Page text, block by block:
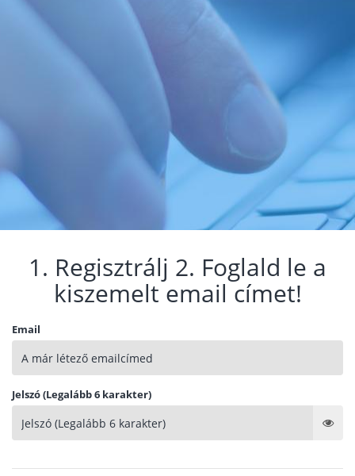
1. Regisztrálj 2. Foglald le a
kiszemelt email címet!
Email
Jelszó (Legalább 6 karakter)